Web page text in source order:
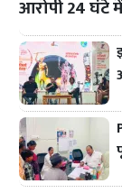
आरोपी 24 घंटे